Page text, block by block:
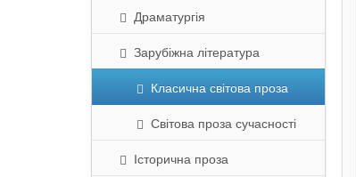
Драматургія
Зарубіжна література
Класична світова проза
Світова проза сучасності
Історична проза